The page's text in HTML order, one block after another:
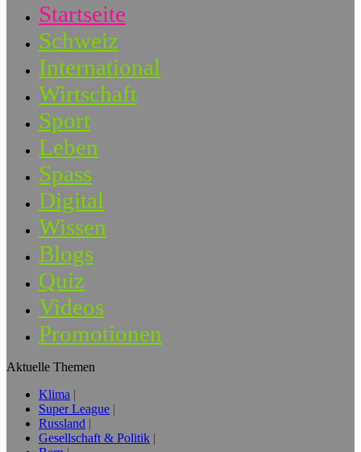
Startseite
Schweiz
International
Wirtschaft
Sport
Leben
Spass
Digital
Wissen
Blogs
Quiz
Videos
Promotionen
Aktuelle Themen
Klima
Super League
Russland
Gesellschaft & Politik